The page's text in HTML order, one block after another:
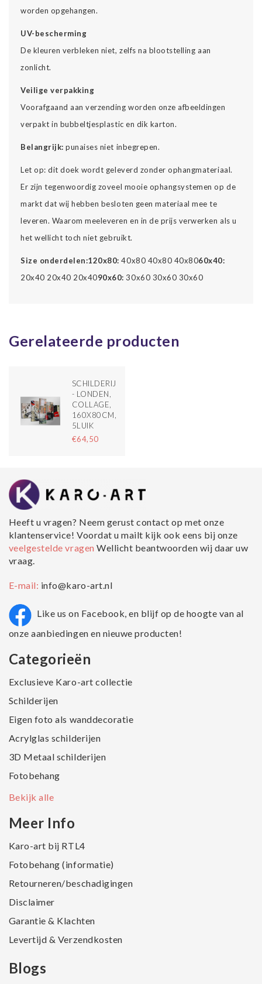
worden opgehangen.
UV-bescherming
De kleuren verbleken niet, zelfs na blootstelling aan
zonlicht.
Veilige verpakking
Voorafgaand aan verzending worden onze afbeeldingen
verpakt in bubbeltjesplastic en dik karton.
Belangrijk: punaises niet inbegrepen.
Let op: dit doek wordt geleverd zonder ophangmateriaal.
Er zijn tegenwoordig zoveel mooie ophangsystemen op de
markt dat wij hebben besloten geen materiaal mee te
leveren. Waarom meeleveren en in de prijs verwerken als u
het wellicht toch niet gebruikt.
Size onderdelen:120x80: 40x80 40x80 40x8060x40:
20x40 20x40 20x4090x60: 30x60 30x60 30x60
Gerelateerde producten
SCHILDERIJ
- LONDEN,
COLLAGE,
160X80CM,
5LUIK
€64,50
Heeft u vragen? Neem gerust contact op met onze
klantenservice! Voordat u mailt kijk ook eens bij onze
veelgestelde vragenWellicht beantwoorden wij daar uw
vraag.
E-mail: info@karo-art.nl
Like us on Facebook, en blijf op de hoogte van al
onze aanbiedingen en nieuwe producten!
Categorieën
Exclusieve Karo-art collectie
Schilderijen
Eigen foto als wanddecoratie
Acrylglas schilderijen
3D Metaal schilderijen
Fotobehang
Bekijk alle
Meer Info
Karo-art bij RTL4
Fotobehang (informatie)
Retourneren/beschadigingen
Disclaimer
Garantie & Klachten
Levertijd & Verzendkosten
Blogs